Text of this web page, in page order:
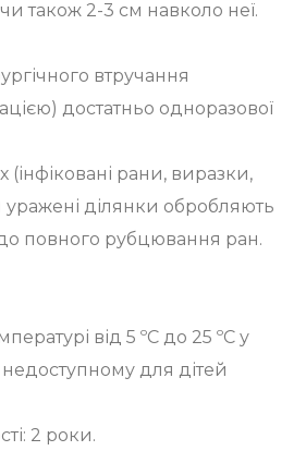
також 2-3 см навколо неї.
втручання
достатньо одноразової
рани, виразки,
ділянки обробляють
повного рубцювання ран.
від 5 ºС до 25 ºС у
для дітей
2 роки.